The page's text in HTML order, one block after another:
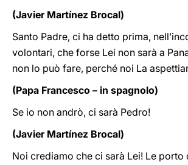
(Javier Martínez Brocal)
Santo Padre, ci ha detto prima,
volontari, che forse Lei non sarà a
non lo può fare, perché noi La
(Papa Francesco – in spagnolo)
Se io non andrò, ci sarà Pedro!
(Javier Martínez Brocal)
Noi crediamo che ci sarà Lei! Le porto